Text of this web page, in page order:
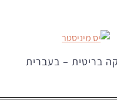
בריטית – בעברית